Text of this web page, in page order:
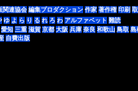
関連協会 編集プロダクション 作家 著作権 印刷
ゆ よ ら り る れ ろ わ アルファベット 難読
愛知 三重 滋賀 京都 大阪 兵庫 奈良 和歌山 鳥取 島
自費出版